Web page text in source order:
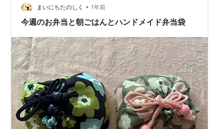
手作りヨーグルトにハチミツ・コーヒー 一人一人に挨拶
回りが終わり帰り支度し…
まいにちたのしく • 1年前
今週のお弁当と朝ごはんとハンドメイド弁当袋